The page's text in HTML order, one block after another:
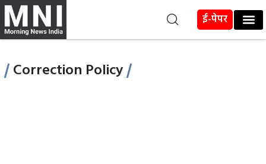
ई-पेपर
Correction Policy